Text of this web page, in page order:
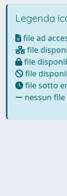
Legenda
file ad
file
file
file
file sotto
nessun